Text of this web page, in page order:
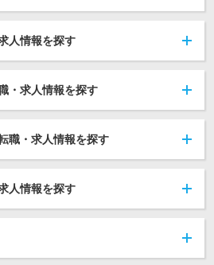
人情報を探す
・求人情報を探す
職・求人情報を探す
人情報を探す